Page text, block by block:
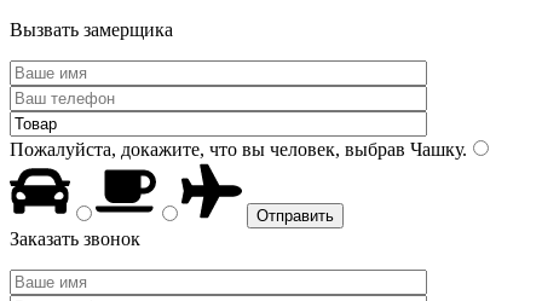
Вызвать замерщика
Пожалуйста, докажите, что вы человек, выбрав Чашку.
Заказать звонок